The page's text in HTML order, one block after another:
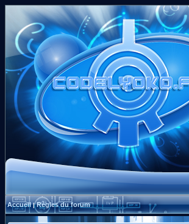
Accueil|Règles du forum